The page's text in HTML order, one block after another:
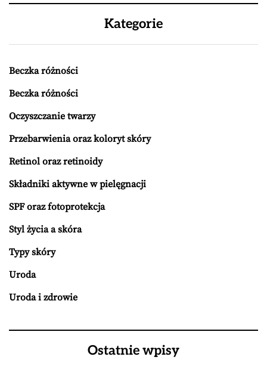
Kategorie
Beczka różności
Beczka różności
Oczyszczanie twarzy
Przebarwienia oraz koloryt skóry
Retinol oraz retinoidy
Składniki aktywne w pielęgnacji
SPF oraz fotoprotekcja
Styl życia a skóra
Typy skóry
Uroda
Uroda i zdrowie
Ostatnie wpisy